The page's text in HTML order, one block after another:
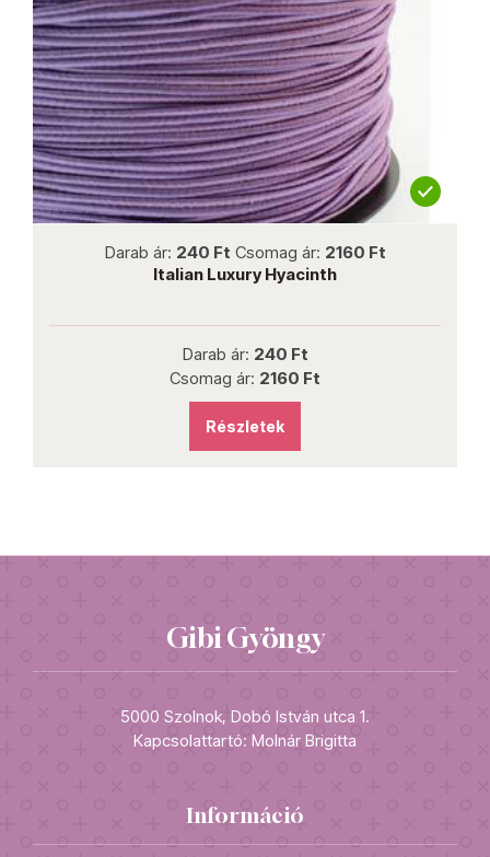
Darab ár: 240 Ft Csomag ár: 2160 Ft
Italian Luxury Hyacinth
Darab ár: 240 Ft
Csomag ár: 2160 Ft
Részletek
Gibi Gyöngy
5000 Szolnok, Dobó István utca 1.
Kapcsolattartó: Molnár Brigitta
Információ